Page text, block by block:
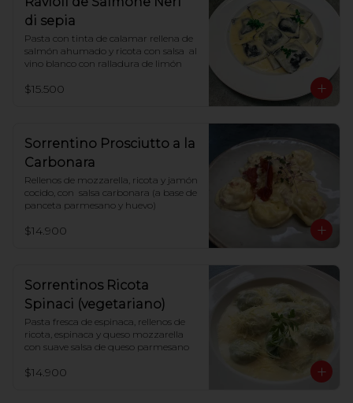
di sepia
Pasta con tinta de calamar rellena de
salmón ahumado y ricota con salsa  al
vino blanco con ralladura de limón
$15.500
Sorrentino Prosciutto a la
Carbonara
Rellenos de mozzarella, ricota y jamón
cocido, con  salsa carbonara (a base de
panceta parmesano y huevo)
$14.900
Sorrentinos Ricota
Spinaci (vegetariano)
Pasta fresca de espinaca, rellenos de
ricota, espinaca y queso mozzarella
con suave salsa de queso parmesano
$14.900